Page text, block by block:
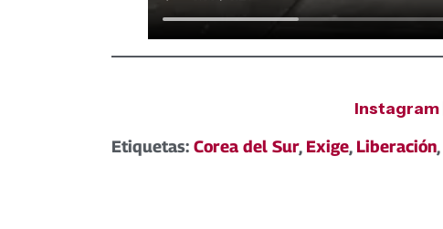
Instagram
Etiquetas: Corea del Sur, Exige, Liberación,